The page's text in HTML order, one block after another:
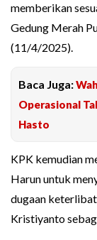
memberikan
Gedung Merah
(11/4/2025).
Baca Juga:
Operasional
Hasto
KPK kemudian
Harun untuk
dugaan
Kristiyanto